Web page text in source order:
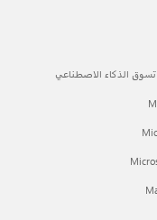
الذكاء الاصطناعي